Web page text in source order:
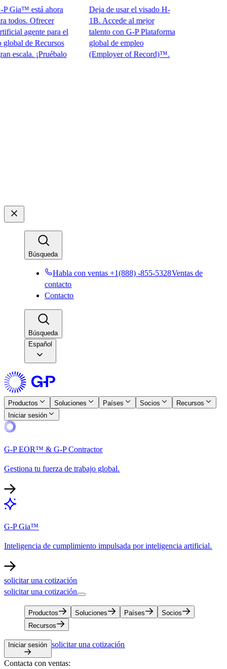
está ahora
Ofrecer
agente para el
de Recursos
¡Pruébalo
Deja de usar el visado H-
1B. Accede al mejor
talento con G-P Plataforma
global de empleo
(Employer of Record)™.​​
Búsqueda​​
Habla con ventas +1(888) -855-5328​​Ventas de
contacto​​
Contacto​​
Búsqueda​​
Español
Productos​​ Soluciones​​ Países​​ Socios​​
Recursos​​
Iniciar sesión​​
G-P EOR™ & G-P Contractor​​
Gestiona tu fuerza de trabajo global.​​
G-P Gia™​​
Inteligencia de cumplimiento impulsada por inteligencia artificial.​​
solicitar una cotización​​
solicitar una cotización​​
Productos​​ Soluciones​​ Países​​
Socios​​
Recursos​​
Iniciar sesión​​ solicitar una cotización​​
Contacta con ventas:​​